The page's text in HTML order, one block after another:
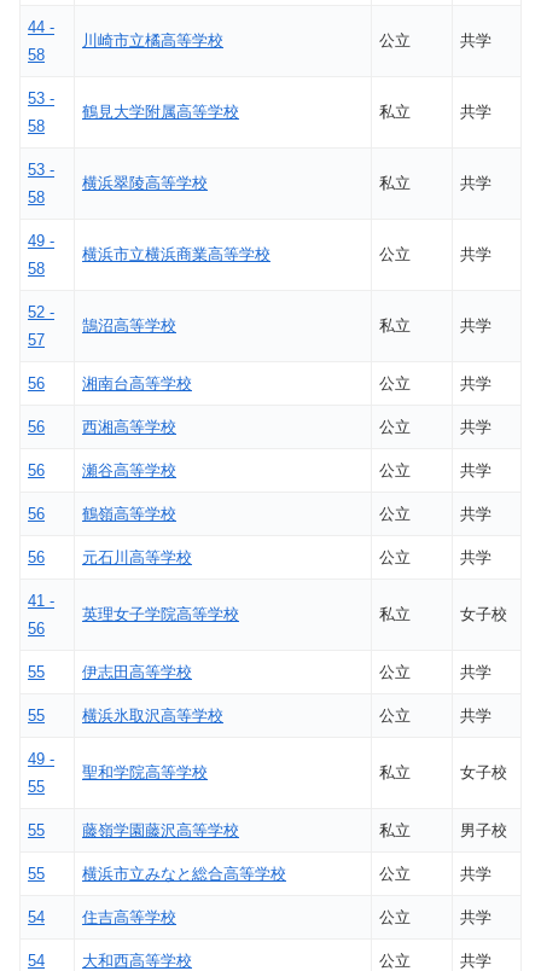
44 -
58
川崎市立橘高等学校 公立 共学
53 -
58
鶴見大学附属高等学校 私立 共学
53 -
58
横浜翠陵高等学校 私立 共学
49 -
58
横浜市立横浜商業高等学校 公立 共学
52 -
57
鵠沼高等学校 私立 共学
56 湘南台高等学校 公立 共学
56 西湘高等学校 公立 共学
56 瀬谷高等学校 公立 共学
56 鶴嶺高等学校 公立 共学
56 元石川高等学校 公立 共学
41 -
56
英理女子学院高等学校 私立 女子校
55 伊志田高等学校 公立 共学
55 横浜氷取沢高等学校 公立 共学
49 -
55
聖和学院高等学校 私立 女子校
55 藤嶺学園藤沢高等学校 私立 男子校
55 横浜市立みなと総合高等学校 公立 共学
54 住吉高等学校 公立 共学
54 大和西高等学校 公立 共学